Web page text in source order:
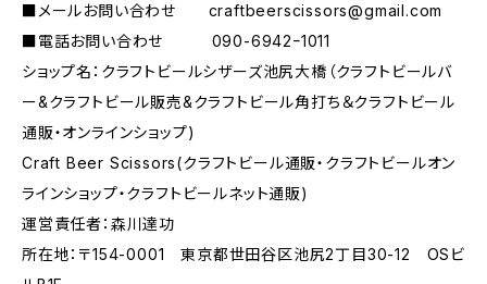
■メールお問い合わせ craftbeerscissors@gmail.com
■電話お問い合わせ 090-6942ｰ1011
ショップ名：クラフトビールシザーズ池尻大橋（クラフトビールバ
ー&クラフトビール販売&クラフトビール角打ち＆クラフトビール
通販・オンラインショップ)
Craft Beer Scissors(クラフトビール通販・クラフトビールオン
ラインショップ・クラフトビールネット通販)
運営責任者：森川達功
所在地：〒154-0001 東京都世田谷区池尻2丁目30-12 OSビ